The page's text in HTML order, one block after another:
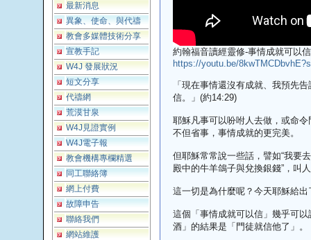
最新消息
異象、使命、與代禱
教會多媒體技術分享
宣教手記
W4J 發展狀況
短文分享
代禱網
荒漠甘泉
W4J見證實例
W4J電子報
教會機構專欄精選
同工聯絡簿
網上付費
故障申告
聯絡我們
網站維護
約翰福音讀經靈修-事情成就可以
https://youtu.be/
「現在事情還沒有成就、我預先
信。」(約14:29)
耶穌凡事可以吩咐人去做，或命
不但省事，事情成就的更完美。
但耶穌常常說一些話，譬如“我要
殿中的牛羊鴿子與兌換銀錢”，叫
這一切是為什麼呢？今天耶穌給
這個「事情成就可以信」幾乎可
酒」的結果是「門徒就信他了」。